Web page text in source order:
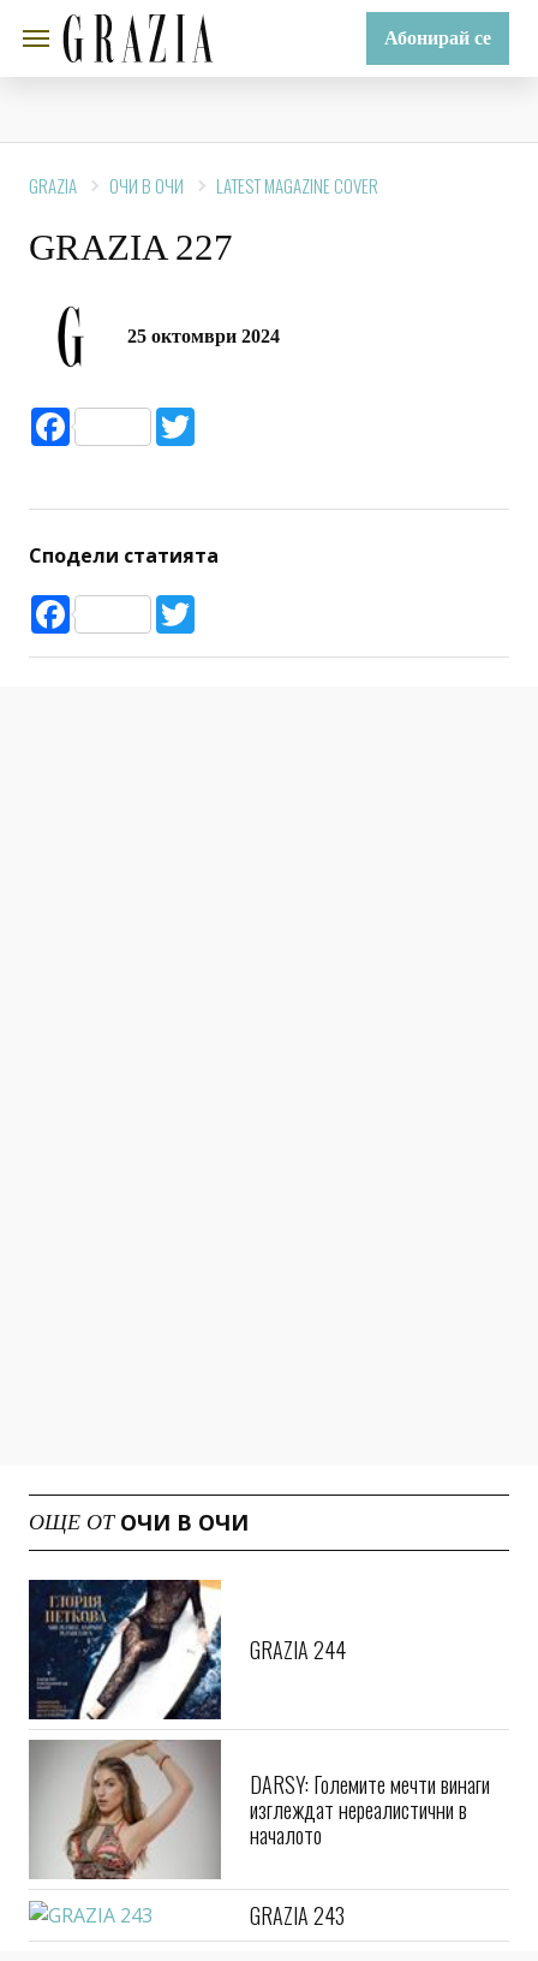
Абонирай се
GRAZIA ОЧИ В ОЧИ LATEST MAGAZINE COVER
GRAZIA 227
25 октомври 2024
Facebook
Сподели статията
Facebook
ОЩЕ ОТ ОЧИ В ОЧИ
GRAZIA 244
DARSY: Големите мечти винаги
изглеждат нереалистични в
началото
GRAZIA 243